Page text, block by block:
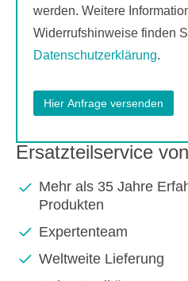
werden. Weitere
Widerrufshinweise finden
Datenschutzerklärung.
Ersatzteilservice
Mehr als 35 Jahre
Produkten
Expertenteam
Weltweite Lieferung